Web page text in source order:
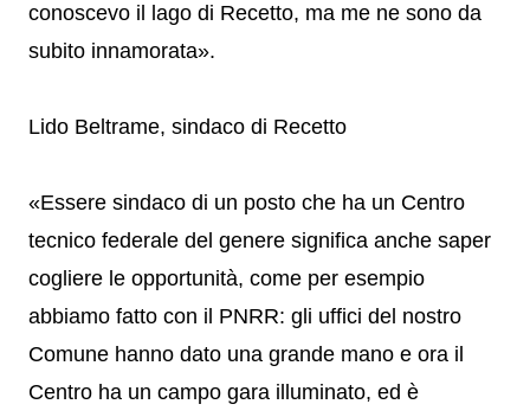
conoscevo il lago di Recetto, ma me ne sono da
subito innamorata».
Lido Beltrame, sindaco di Recetto
«Essere sindaco di un posto che ha un Centro
tecnico federale del genere significa anche saper
cogliere le opportunità, come per esempio
abbiamo fatto con il PNRR: gli uffici del nostro
Comune hanno dato una grande mano e ora il
Centro ha un campo gara illuminato, ed è